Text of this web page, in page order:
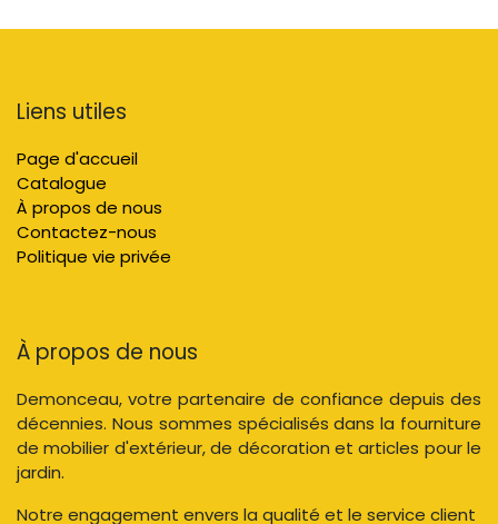
Liens utiles
Page d'accueil
Catalogue
À propos de nous
Contactez-nous
Politique vie privée
À propos de nous
Demonceau, votre partenaire de confiance depuis des
décennies. Nous sommes spécialisés dans la fourniture
de mobilier d'extérieur, de décoration et articles pour le
jardin.
Notre engagement envers la qualité et le service client